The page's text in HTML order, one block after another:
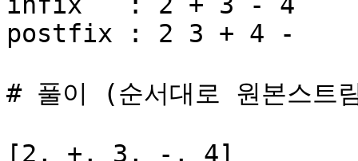
postfix : 2 3 + 4 -
# 풀이 (순서대로 원본스트
[2, +, 3, -, 4]